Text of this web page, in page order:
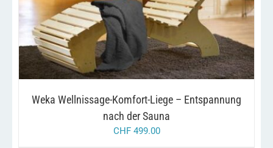
Weka Wellnissage-Komfort-Liege – Entspannung
nach der Sauna
CHF499.00